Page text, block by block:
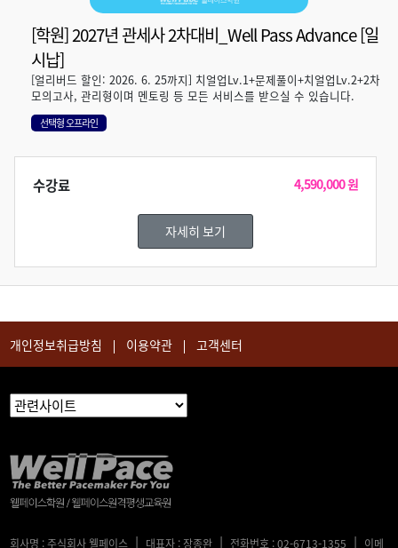
[학원] 2027년 관세사 2차대비_Well Pass Advance [일
시납]
[얼리버드 할인: 2026. 6. 25까지] 치얼업Lv.1+문제풀이+치얼업Lv.2+2차
모의고사, 관리형이며 멘토링 등 모든 서비스를 받으실 수 있습니다.
선택형 오프라인
수강료 4,590,000 원
자세히 보기
개인정보취급방침 이용약관 고객센터
회사명 : 주식회사 웰페이스 | 대표자 : 장종완 | 전화번호 : 02-6713-1355 | 이메